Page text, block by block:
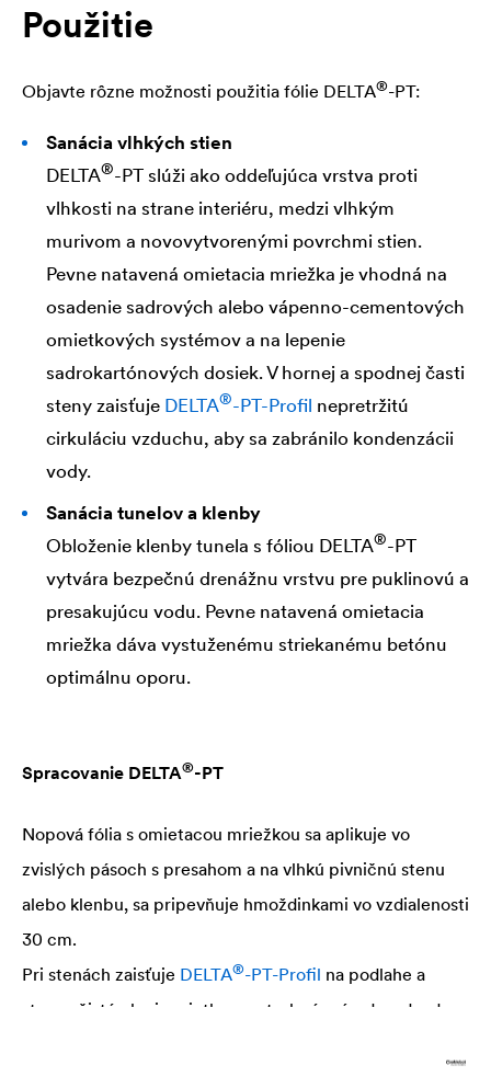
Použitie
Objavte rôzne možnosti použitia fólie DELTA®-PT:
Sanácia vlhkých stien
DELTA®-PT slúži ako oddeľujúca vrstva proti
vlhkosti na strane interiéru, medzi vlhkým
murivom a novovytvorenými povrchmi stien.
Pevne natavená omietacia mriežka je vhodná na
osadenie sadrových alebo vápenno-cementových
omietkových systémov a na lepenie
sadrokartónových dosiek. V hornej a spodnej časti
steny zaisťuje DELTA®-PT-Profil nepretržitú
cirkuláciu vzduchu, aby sa zabránilo kondenzácii
vody.
Sanácia tunelov a klenby
Obloženie klenby tunela s fóliou DELTA®-PT
vytvára bezpečnú drenážnu vrstvu pre puklinovú a
presakujúcu vodu. Pevne natavená omietacia
mriežka dáva vystuženému striekanému betónu
optimálnu oporu.
Spracovanie DELTA®-PT
Nopová fólia s omietacou mriežkou sa aplikuje vo
zvislých pásoch s presahom a na vlhkú pivničnú stenu
alebo klenbu, sa pripevňuje hmoždinkami vo vzdialenosti
30 cm.
Pri stenách zaisťuje DELTA®-PT-Profil na podlahe a
strope čistý okraj omietky a potrebný prívod a odvod